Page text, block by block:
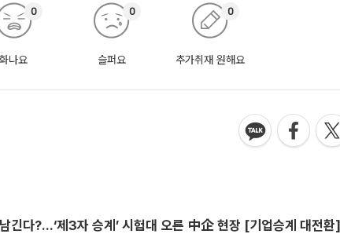
화나요
0
슬퍼요
0
추가취재 원해요
0
긴다?…‘제3자 승계’ 시험대 오른 中企 현장 [기업승계 대전환]